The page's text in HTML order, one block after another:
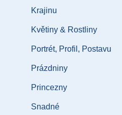
Krajinu
Květiny & Rostliny
Portrét, Profil, Postavu
Prázdniny
Princezny
Snadné